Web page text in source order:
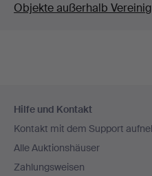
Objekte außerhalb
Navigation
Hilfe und Kontakt
Kontakt mit dem Support
Alle Auktionshäuser
Zahlungsweisen